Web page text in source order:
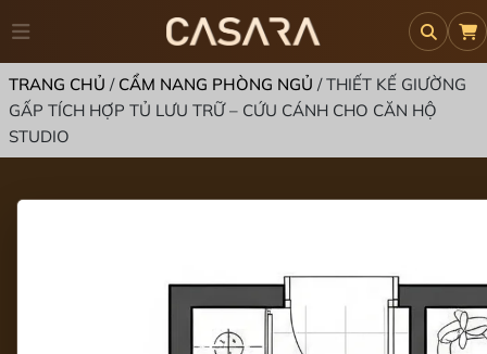
TRANG CHỦ / CẨM NANG PHÒNG NGỦ /THIẾT KẾ GIƯỜNG
GẤP TÍCH HỢP TỦ LƯU TRỮ – CỨU CÁNH CHO CĂN HỘ
STUDIO